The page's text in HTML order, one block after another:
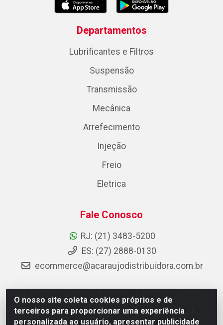
O nosso site coleta cookies próprios e de
terceiros para proporcionar uma experiência
personalizada ao usuário, apresentar publicidade
Departamentos
Lubrificantes e Filtros
Suspensão
Transmissão
Mecânica
Arrefecimento
Injeção
Freio
Eletrica
Fale Conosco
RJ: (21) 3483-5200
ES: (27) 2888-0130
ecommerce@acaraujodistribuidora.com.br
AC Araujo Distribuidora - Rua Carneiro de Campos, 42 -
São Cristóvão, Rio de Janeiro/RJ - CEP 20.920-410 -